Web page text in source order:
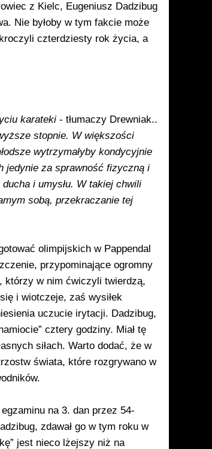
z Kielc, Eugeniusz Dadzibug
Nie byłoby w tym fakcie może
czterdziesty rok życia, a
kara­teki - tłumaczy Drewniak..
stopnie. W większości
wytrzymałyby kondycyjnie
jedynie za sprawność fizyczną i
i umysłu. W takiej chwili
sobą, przekraczanie tej
olimpijskich w Pappendal
przypominające ogromny
którzy w nim ćwiczyli twierdzą,
i wiotczeje, zaś wy­siłek
uczucie irytacji. Dadzibug,
cztery godziny. Miał tę
si­łach. Warto dodać, że w
świata, które rozgrywano w
na 3. dan przez 54-
zdawał go w tym roku w
jest nieco lżejszy niż na